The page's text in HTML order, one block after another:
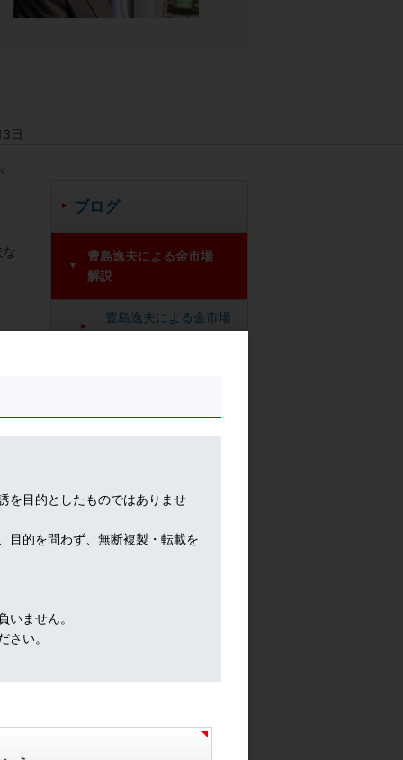
ブログ
豊島逸夫による金市場
解説
豊島逸夫による金市場
日
な
を目的としたものではありませ
目的を問わず、無断複製・転載を
ません。
い。